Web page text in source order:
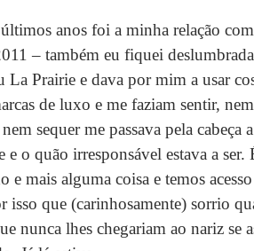
anos foi a minha relação
– também eu fiquei
Prairie e dava por mim a usar
de luxo e me faziam sentir,
sequer me passava pela cabeça
o quão irresponsável estava a
mais alguma coisa e temos
isso que (carinhosamente) sorrio
nunca lhes chegariam ao nariz se